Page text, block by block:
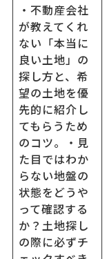
・不動産会社
が教えてくれ
ない「本当に
良い土地」の
探し方と、希
望の土地を優
先的に紹介し
てもらうため
のコツ。・見
た目ではわか
らない地盤の
状態をどうや
って確認する
か？土地探し
の際に必ずチ